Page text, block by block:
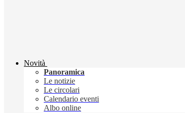
Novità
Panoramica
Le notizie
Le circolari
Calendario eventi
Albo online